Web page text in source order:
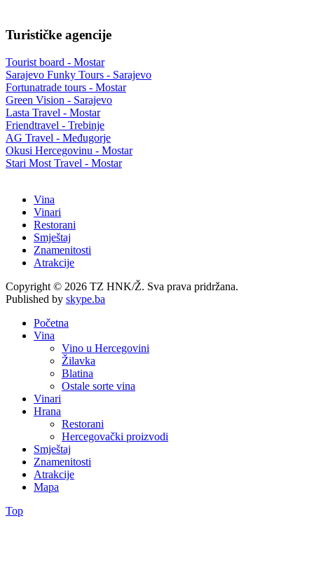
Turističke agencije
Tourist board - Mostar
Sarajevo Funky Tours - Sarajevo
Fortunatrade tours - Mostar
Green Vision - Sarajevo
Lasta Travel - Mostar
Friendtravel - Trebinje
AG Travel - Međugorje
Okusi Hercegovinu - Mostar
Stari Most Travel - Mostar
Vina
Vinari
Restorani
Smještaj
Znamenitosti
Atrakcije
Copyright © 2026 TZ HNK/Ž. Sva prava pridržana.
Published by skype.ba
Početna
Vina
Vino u Hercegovini
Žilavka
Blatina
Ostale sorte vina
Vinari
Hrana
Restorani
Hercegovački proizvodi
Smještaj
Znamenitosti
Atrakcije
Mapa
Top